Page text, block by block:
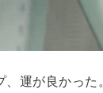
運が良かった。